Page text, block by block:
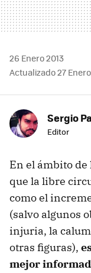
26 Enero 2013
Actualizado 27 Enero
Sergio
Editor
En el ámbito
que la libre
como el
(salvo algunos
injuria, la
otras figuras),
mejor